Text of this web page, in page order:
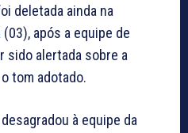
deletada ainda na
após a equipe de
sido alertada sobre a
tom adotado.
à equipe da